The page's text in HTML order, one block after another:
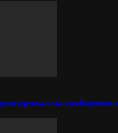
на сообщения